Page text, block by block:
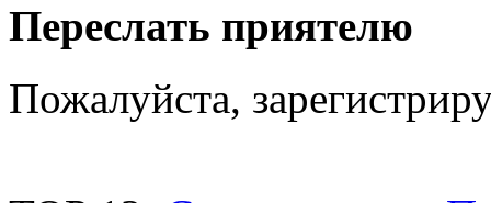
Переслать приятелю
Пожалуйста,